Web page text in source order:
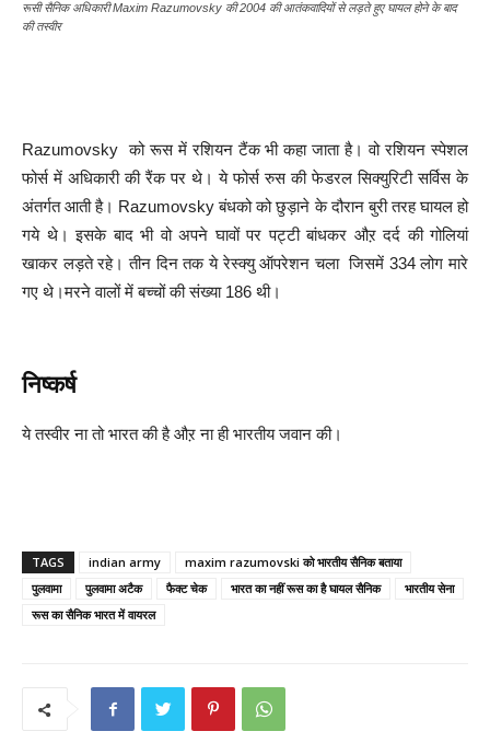
रूसी सैनिक अधिकारी Maxim Razumovsky की 2004 की आतंकवादियों से लड़ते हुए घायल होने के बाद
की तस्वीर
Razumovsky को रूस में रशियन टैंक भी कहा जाता है। वो रशियन स्पेशल
फोर्स में अधिकारी की रैंक पर थे। ये फोर्स रुस की फेडरल सिक्युरिटी सर्विस के
अंतर्गत आती है। Razumovsky बंधको को छुड़ाने के दौरान बुरी तरह घायल हो
गये थे। इसके बाद भी वो अपने घावों पर पट्टी बांधकर औऱ दर्द की गोलियां
खाकर लड़ते रहे। तीन दिन तक ये रेस्क्यु ऑपरेशन चला जिसमें 334 लोग मारे
गए थे।मरने वालों में बच्चों की संख्या 186 थी।
निष्कर्ष
ये तस्वीर ना तो भारत की है औऱ ना ही भारतीय जवान की।
TAGS indian army
maxim razumovski को भारतीय सैनिक बताया
पुलवामा
पुलवामा अटैक फैक्ट चेक भारत का नहीं रूस का है घायल सैनिक
भारतीय सेना
रूस का सैनिक भारत में वायरल